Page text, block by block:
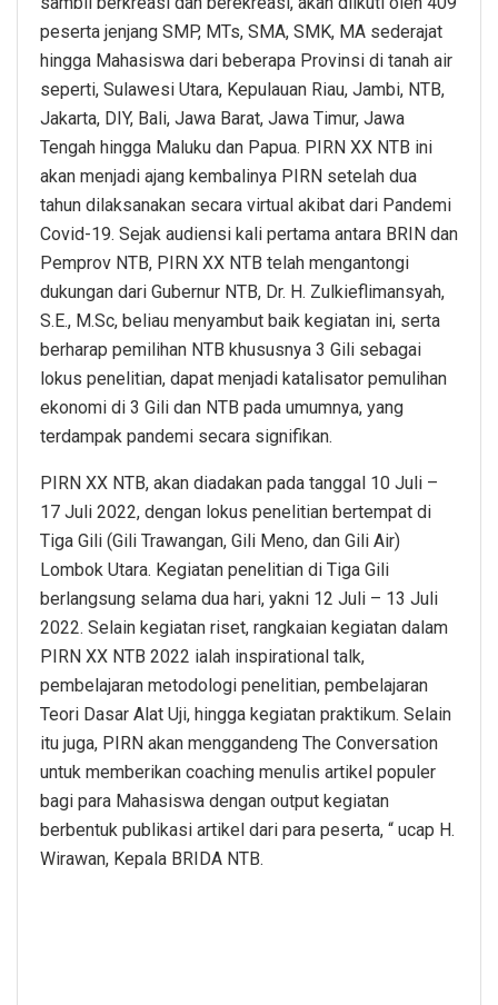
peserta jenjang SMP, MTs, SMA, SMK, MA sederajat
hingga Mahasiswa dari beberapa Provinsi di tanah air
seperti, Sulawesi Utara, Kepulauan Riau, Jambi, NTB,
Jakarta, DIY, Bali, Jawa Barat, Jawa Timur, Jawa
Tengah hingga Maluku dan Papua. PIRN XX NTB ini
akan menjadi ajang kembalinya PIRN setelah dua
tahun dilaksanakan secara virtual akibat dari Pandemi
Covid-19. Sejak audiensi kali pertama antara BRIN dan
Pemprov NTB, PIRN XX NTB telah mengantongi
dukungan dari Gubernur NTB, Dr. H. Zulkieflimansyah,
S.E., M.Sc, beliau menyambut baik kegiatan ini, serta
berharap pemilihan NTB khususnya 3 Gili sebagai
lokus penelitian, dapat menjadi katalisator pemulihan
ekonomi di 3 Gili dan NTB pada umumnya, yang
terdampak pandemi secara signifikan.
PIRN XX NTB, akan diadakan pada tanggal 10 Juli –
17 Juli 2022, dengan lokus penelitian bertempat di
Tiga Gili (Gili Trawangan, Gili Meno, dan Gili Air)
Lombok Utara. Kegiatan penelitian di Tiga Gili
berlangsung selama dua hari, yakni 12 Juli – 13 Juli
2022. Selain kegiatan riset, rangkaian kegiatan dalam
PIRN XX NTB 2022 ialah inspirational talk,
pembelajaran metodologi penelitian, pembelajaran
Teori Dasar Alat Uji, hingga kegiatan praktikum. Selain
itu juga, PIRN akan menggandeng The Conversation
untuk memberikan coaching menulis artikel populer
bagi para Mahasiswa dengan output kegiatan
berbentuk publikasi artikel dari para peserta, “ ucap H.
Wirawan, Kepala BRIDA NTB.